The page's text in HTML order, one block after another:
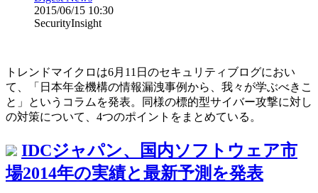
2015/06/15 10:30
SecurityInsight
トレンドマイクロは6月11日のセキュリティブログにおい
て、「日本年金機構の情報漏洩事例から、我々が学ぶべきこ
と」というコラムを発表。同様の標的型サイバー攻撃に対し
の対策について、4つのポイントをまとめている。
IDCジャパン、国内ソフトウェア市
場2014年の実績と最新予測を発表